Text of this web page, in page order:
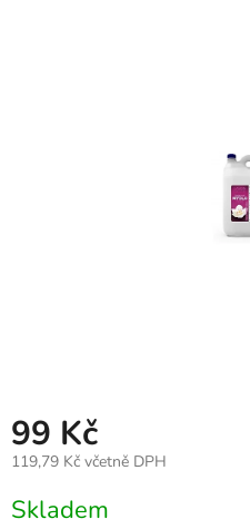
99 Kč
119,79 Kč včetně DPH
cena:
Skladem